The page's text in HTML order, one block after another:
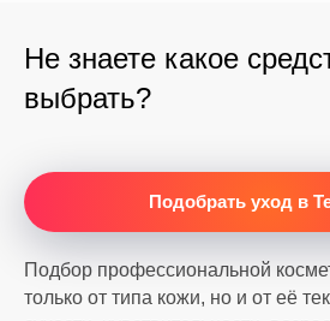
Не знаете какое
выбрать?
Подобрать уход в
Подбор профессиональной
только от типа кожи, но и от её